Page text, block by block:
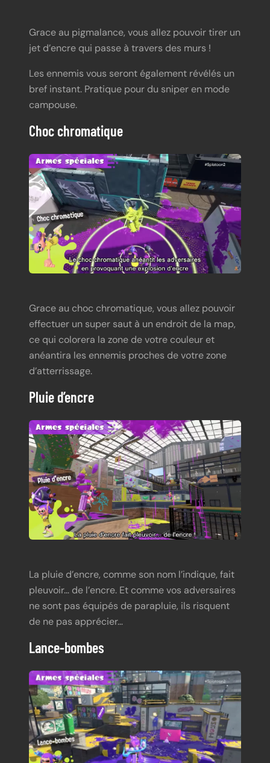
Grace au pigmalance, vous allez pouvoir tirer un
jet d’encre qui passe à travers des murs !
Les ennemis vous seront également révélés un
bref instant. Pratique pour du sniper en mode
campouse.
Choc chromatique
Grace au choc chromatique, vous allez pouvoir
effectuer un super saut à un endroit de la map,
ce qui colorera la zone de votre couleur et
anéantira les ennemis proches de votre zone
d’atterrissage.
Pluie d’encre
La pluie d’encre, comme son nom l’indique, fait
pleuvoir… de l’encre. Et comme vos adversaires
ne sont pas équipés de parapluie, ils risquent
de ne pas apprécier…
Lance-bombes